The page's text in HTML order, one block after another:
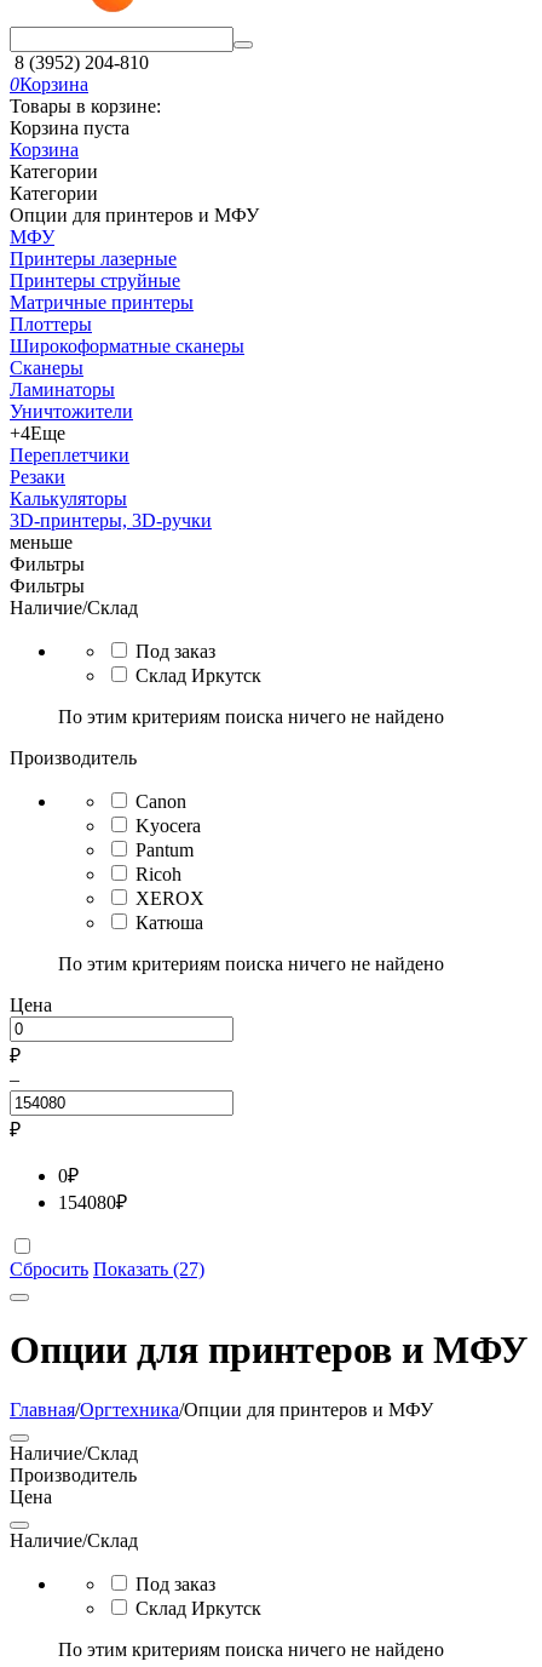
8 (3952) 204-810
0Корзина
Товары в корзине:
Корзина пуста
Корзина
Категории
Категории
Опции для принтеров и МФУ
МФУ
Принтеры лазерные
Принтеры струйные
Матричные принтеры
Плоттеры
Широкоформатные сканеры
Сканеры
Ламинаторы
Уничтожители
+4Еще
Переплетчики
Резаки
Калькуляторы
3D-принтеры, 3D-ручки
меньше
Фильтры
Фильтры
Наличие/Склад
Под заказ
Склад Иркутск
По этим критериям поиска ничего не найдено
Производитель
Canon
Kyocera
Pantum
Ricoh
XEROX
Катюша
По этим критериям поиска ничего не найдено
Цена
₽
–
₽
0₽
154080₽
Сбросить Показать (27)
Опции для принтеров и МФУ
Главная/Оргтехника/Опции для принтеров и МФУ
Наличие/Склад
Производитель
Цена
Наличие/Склад
Под заказ
Склад Иркутск
По этим критериям поиска ничего не найдено